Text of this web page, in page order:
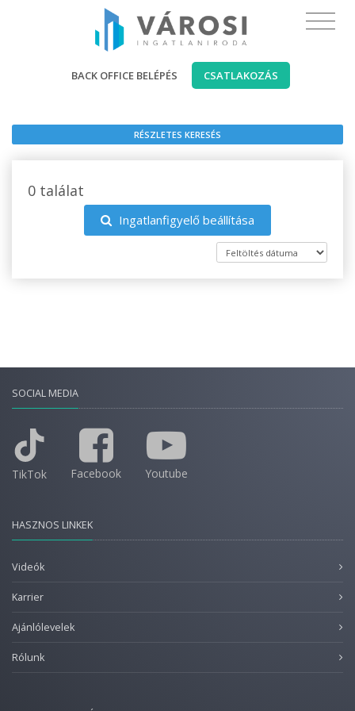
BACK OFFICE BELÉPÉS CSATLAKOZÁS
RÉSZLETES KERESÉS
0 találat
Ingatlanfigyelő beállítása
SOCIAL MEDIA
TikTok Facebook Youtube
HASZNOS LINKEK
Videók
Karrier
Ajánlólevelek
Rólunk